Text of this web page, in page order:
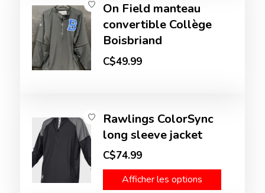
On Field manteau
convertible Collège
Boisbriand
C$49.99
Rawlings ColorSync
long sleeve jacket
C$74.99
Afficher les options